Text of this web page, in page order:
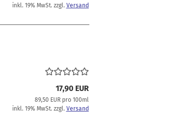
inkl. 19% MwSt. zzgl. Versand
17,90 EUR
89,50 EUR pro 100ml
inkl. 19% MwSt. zzgl. Versand